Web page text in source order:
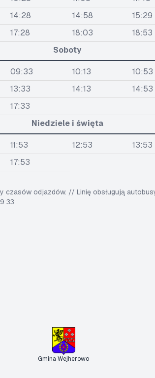
14:28 14:58 15:29
17:28 18:03
18:53
Soboty
09:33 10:13 10:53
13:33 14:13 14:53
17:33
Niedziele i święta
11:53 12:53 13:53
17:53
czasów odjazdów. // Linię obsługują
33
Gmina Wejherowo